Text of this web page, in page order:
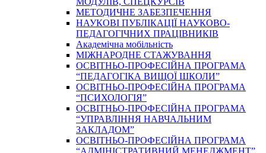
МЕТОДИЧНЕ ЗАБЕЗПЕЧЕННЯ
НАУКОВІ ПУБЛІКАЦІЇ НАУКОВО-
ПЕДАГОГІЧНИХ ПРАЦІВНИКІВ
Академічна мобільність
МІЖНАРОДНЕ СТАЖУВАННЯ
ОСВІТНЬО-ПРОФЕСІЙНА ПРОГРАМА
“ПЕДАГОГІКА ВИЩОЇ ШКОЛИ”
ОСВІТНЬО-ПРОФЕСІЙНА ПРОГРАМА
“ПСИХОЛОГІЯ”
ОСВІТНЬО-ПРОФЕСІЙНА ПРОГРАМА
“УПРАВЛІННЯ НАВЧАЛЬНИМ
ЗАКЛАДОМ”
ОСВІТНЬО-ПРОФЕСІЙНА ПРОГРАМА
“АДМІНІСТРАТИВНИЙ МЕНЕДЖМЕНТ”